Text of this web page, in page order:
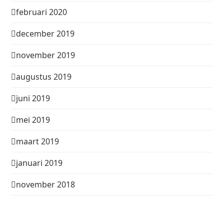
februari 2020
december 2019
november 2019
augustus 2019
juni 2019
mei 2019
maart 2019
januari 2019
november 2018